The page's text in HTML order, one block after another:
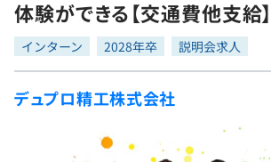
転職エージェント
転職成功ガイド
インターン
新卒エージェント
イベント・セミナー
問題集
4択課題
プログラミング言語
ゲーム・マンガ
体験ができる【交通費他支給】
インターン 2028年卒 説明会求人
デュプロ精工株式会社